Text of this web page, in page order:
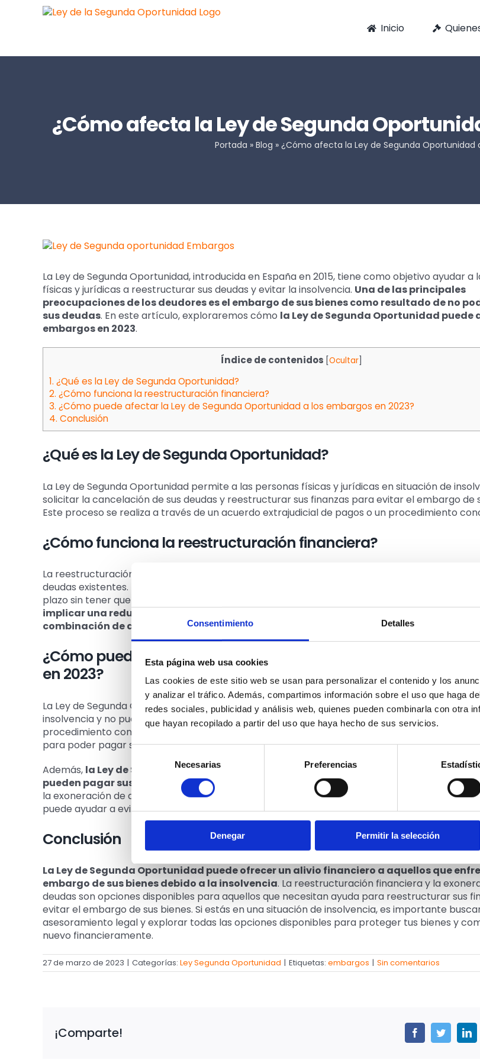
Consentimiento Detalles
Esta página web usa cookies
Las cookies de este sitio web se usan para personalizar el contenido y los
y analizar el tráfico. Además, compartimos información sobre el uso que haga
redes sociales, publicidad y análisis web, quienes pueden combinarla con otra
que hayan recopilado a partir del uso que haya hecho de sus servicios.
Selección
consentimiento
Necesarias Preferencias
Denegar Permitir la selección
Inicio
¿Cómo afecta la Ley de Segunda
Portada » Blog » ¿Cómo afecta la Ley de Segunda Oportunidad
Ver
más
grande
La Ley de Segunda Oportunidad, introducida en España en 2015, tiene como objetivo ayudar a
físicas y jurídicas a reestructurar sus deudas y evitar la insolvencia. Una de las principales
preocupaciones de los deudores es el embargo de sus bienes como resultado de no
sus deudas. En este artículo, exploraremos cómo la Ley de Segunda Oportunidad puede
embargos en 2023.
Índice de contenidos [Ocultar]
1. ¿Qué es la Ley de Segunda Oportunidad?
2. ¿Cómo funciona la reestructuración financiera?
3. ¿Cómo puede afectar la Ley de Segunda Oportunidad a los embargos en 2023?
4. Conclusión
¿Qué es la Ley de Segunda Oportunidad?
La Ley de Segunda Oportunidad permite a las personas físicas y jurídicas en situación de
solicitar la cancelación de sus deudas y reestructurar sus finanzas para evitar el embargo de
Este proceso se realiza a través de un acuerdo extrajudicial de pagos o un procedimiento
¿Cómo funciona la reestructuración financiera?
La reestructuración financiera implica un acuerdo entre el deudor y sus acreedores para
deudas existentes. El objetivo es alcanzar un acuerdo que permita al deudor pagar sus deudas
plazo sin tener que vender o perder sus bienes.
implicar una reducción de la cantidad adeudada, una extensión del plazo de pago o
combinación de ambas
¿Cómo puede afectar la Ley de Segunda Oportunidad a los
en 2023?
La Ley de Segunda Oportunidad puede ofrecer un alivio financiero a aquellos que están en
insolvencia y no pueden pagar sus deudas. Al solicitar un acuerdo extrajudicial de pagos o un
procedimiento concursal, el deudor puede evitar el embargo de sus bienes y reestructurar sus
para poder pagar sus deudas a largo plazo.
Además, la Ley de Segunda Oportunidad ofrece una exoneración de deudas para
pueden pagar sus deudas después de haber agotado todas las opciones posibles. Si
la exoneración de deudas,
el deudor puede estar exento de pagar todas o parte de sus
puede ayudar a evitar el embargo de sus bienes y proporcionar un nuevo comienzo
Conclusión
La Ley de Segunda Oportunidad puede ofrecer un alivio financiero a aquellos que
embargo de sus bienes debido a la insolvencia. La reestructuración financiera y la
deudas son opciones disponibles para aquellos que necesitan ayuda para reestructurar sus
evitar el embargo de sus bienes. Si estás en una situación de insolvencia, es importante
asesoramiento legal y explorar todas las opciones disponibles para proteger tus bienes y
nuevo financieramente.
27 de marzo de 2023 | Categorías: Ley Segunda Oportunidad | Etiquetas: embargos | Sin comentarios
¡Comparte! FacebookTwitter